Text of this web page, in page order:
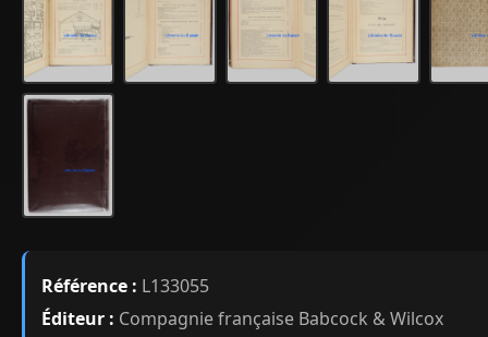
Référence : L133055
Éditeur : Compagnie française Babcock & Wilcox